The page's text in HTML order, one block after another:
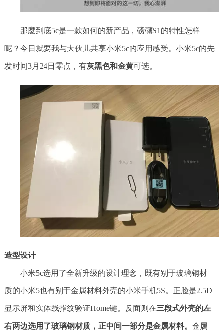
那麼到底5c是一款如何的新产品，磅礴S1的特性怎样
呢？今日就要我与大伙儿共享小米5c的应用感受。小米5c的先
发时间3月24日零点，有灰黑色和金黄可选。
造型设计
小米5c选用了全新升级的设计理念，既有别于玻璃钢材
质的小米5也有别于金属材料外壳的小米手机5S。正脸是2.5D
显示屏和实体线指纹验证Home键。反面则在三段式外壳的左
右两边选用了玻璃钢材质，正中间一部分是金属材料。 金属